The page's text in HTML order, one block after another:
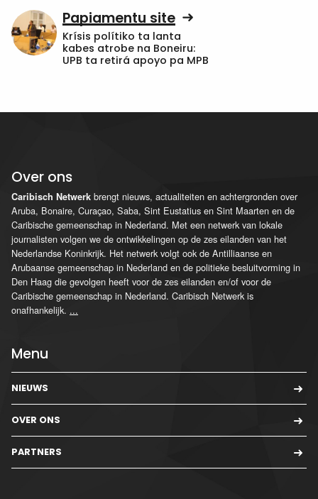
Papiamentu site
Krísis polítiko ta lanta
kabes atrobe na Boneiru:
UPB ta retirá apoyo pa MPB
Over ons
Caribisch Netwerk brengt nieuws, actualiteiten en achtergronden over
Aruba, Bonaire, Curaçao, Saba, Sint Eustatius en Sint Maarten en de
Caribische gemeenschap in Nederland. Met een netwerk van lokale
journalisten volgen we de ontwikkelingen op de zes eilanden van het
Nederlandse Koninkrijk. Het netwerk volgt ook de Antilliaanse en
Arubaanse gemeenschap in Nederland en de politieke besluitvorming in
Den Haag die gevolgen heeft voor de zes eilanden en/of voor de
Caribische gemeenschap in Nederland. Caribisch Netwerk is
onafhankelijk. ...
Menu
NIEUWS
OVER ONS
PARTNERS